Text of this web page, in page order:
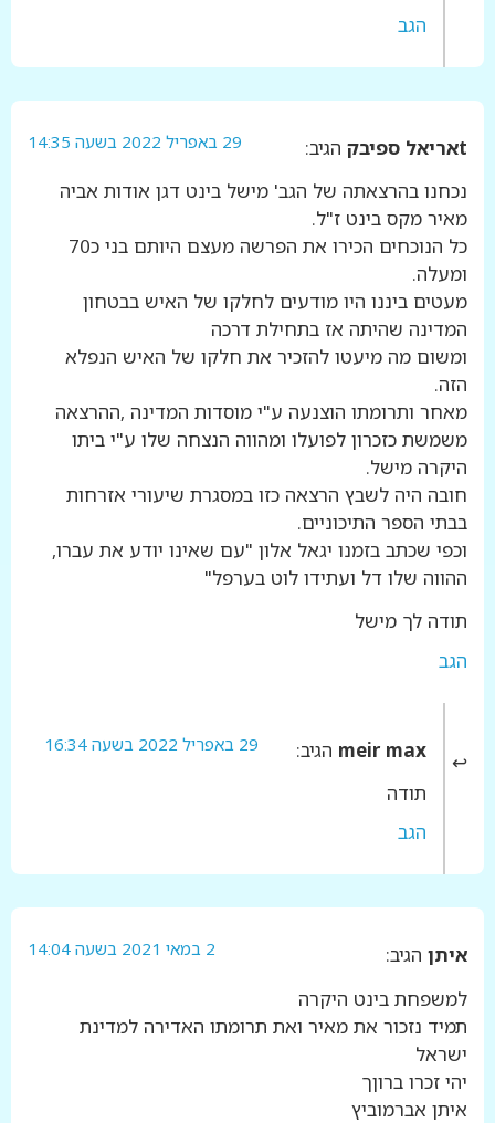
הגב
tאריאל ספיבק הגיב: 29 באפריל 2022 בשעה 14:35
נכחנו בהרצאתה של הגב' מישל בינט דגן אודות אביה
מאיר מקס בינט ז"ל.
כל הנוכחים הכירו את הפרשה מעצם היותם בני כ70
ומעלה.
מעטים ביננו היו מודעים לחלקו של האיש בבטחון
המדינה שהיתה אז בתחילת דרכה
ומשום מה מיעטו להזכיר את חלקו של האיש הנפלא
הזה.
מאחר ותרומתו הוצנעה ע"י מוסדות המדינה ,ההרצאה
משמשת כזכרון לפועלו ומהווה הנצחה שלו ע"י ביתו
היקרה מישל.
חובה היה לשבץ הרצאה כזו במסגרת שיעורי אזרחות
בבתי הספר התיכוניים.
וכפי שכתב בזמנו יגאל אלון "עם שאינו יודע את עברו,
ההווה שלו דל ועתידו לוט בערפל"
תודה לך מישל
הגב
meir max הגיב: 29 באפריל 2022 בשעה 16:34
תודה
הגב
איתן הגיב: 2 במאי 2021 בשעה 14:04
למשפחת בינט היקרה
תמיד נזכור את מאיר ואת תרומתו האדירה למדינת
ישראל
יהי זכרו ברוןך
איתן אברמוביץ